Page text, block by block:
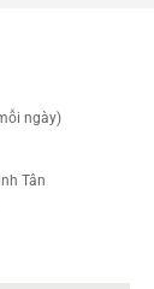
ngày)
Tân